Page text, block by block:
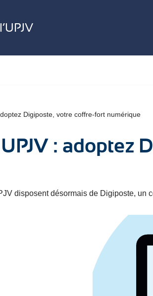
Digiposte, votre coffre-fort numérique
: adoptez
disposent désormais de Digiposte,